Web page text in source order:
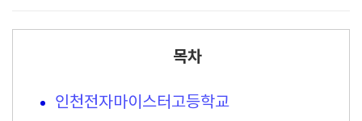
목차
인천전자마이스터고등학교